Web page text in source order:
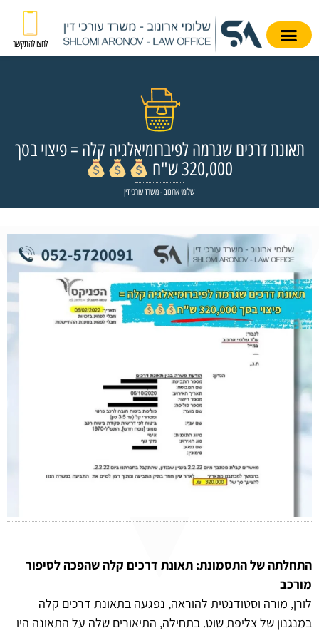
לחצו להתקשר
תאונת דרכים שגרמה לפיברומיאלגיה קלה = פיצוי בסך
320,000 ש"ח
שלומי ארונוב - משרד עורכי דין
התחלתה של התסמונת: תאונת דרכים קלה שהפכה לסיפור
מורכב
לורן, מורה וסטודנטית להוראה, נפגעה בתאונת דרכים קלה
במנגנון של צליפת שוט. בתחילה, התיאורים שלה על התאונה היו